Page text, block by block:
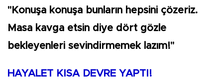
"Konuşa konuşa bunların hepsini çözeriz.
Masa kavga etsin diye dört gözle
bekleyenleri sevindirmemek lazım!"
HAYALET KISA DEVRE YAPTI!